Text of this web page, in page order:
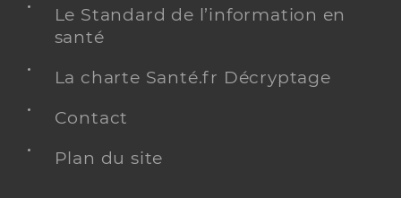
Le Standard de l’information en
santé
La charte Santé.fr Décryptage
Contact
Plan du site